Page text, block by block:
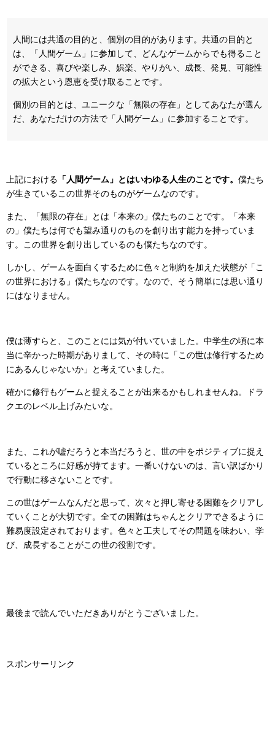
人間には共通の目的と、個別の目的があります。共通の目的と
は、「人間ゲーム」に参加して、どんなゲームからでも得ること
ができる、喜びや楽しみ、娯楽、やりがい、成長、発見、可能性
の拡大という恩恵を受け取ることです。
個別の目的とは、ユニークな「無限の存在」としてあなたが選ん
だ、あなただけの方法で「人間ゲーム」に参加することです。
上記における 「人間ゲーム」とはいわゆる人生のことです。 僕たち
が生きているこの世界そのものがゲームなのです。
また、「無限の存在」とは「本来の」僕たちのことです。「本来
の」僕たちは何でも望み通りのものを創り出す能力を持っていま
す。この世界を創り出しているのも僕たちなのです。
しかし、ゲームを面白くするために色々と制約を加えた状態が「こ
の世界における」僕たちなのです。なので、そう簡単には思い通り
にはなりません。
僕は薄すらと、このことには気が付いていました。中学生の頃に本
当に辛かった時期がありまして、その時に「この世は修行するため
にあるんじゃないか」と考えていました。
確かに修行もゲームと捉えることが出来るかもしれませんね。ドラ
クエのレベル上げみたいな。
また、これが嘘だろうと本当だろうと、世の中をポジティブに捉え
ているところに好感が持てます。一番いけないのは、言い訳ばかり
で行動に移さないことです。
この世はゲームなんだと思って、次々と押し寄せる困難をクリアし
ていくことが大切です。全ての困難はちゃんとクリアできるように
難易度設定されております。色々と工夫してその問題を味わい、学
び、成長することがこの世の役割です。
最後まで読んでいただきありがとうございました。
スポンサーリンク